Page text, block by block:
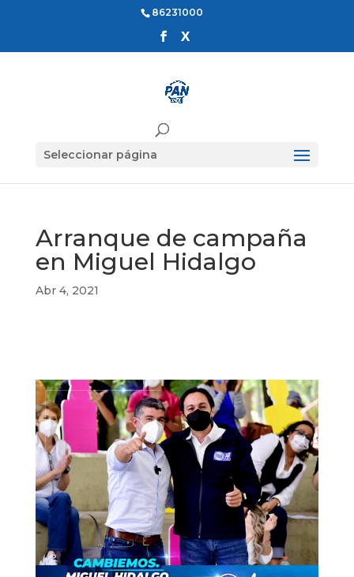
86231000
Seleccionar página
Arranque de campaña
en Miguel Hidalgo
Abr 4, 2021